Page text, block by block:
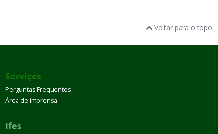
Voltar para o topo
Serviços
Perguntas Frequentes
Área de imprensa
Ifes